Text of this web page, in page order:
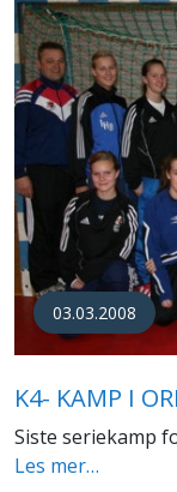
03.03.2008
K4- KAMP I
Siste seriekamp
Les mer…